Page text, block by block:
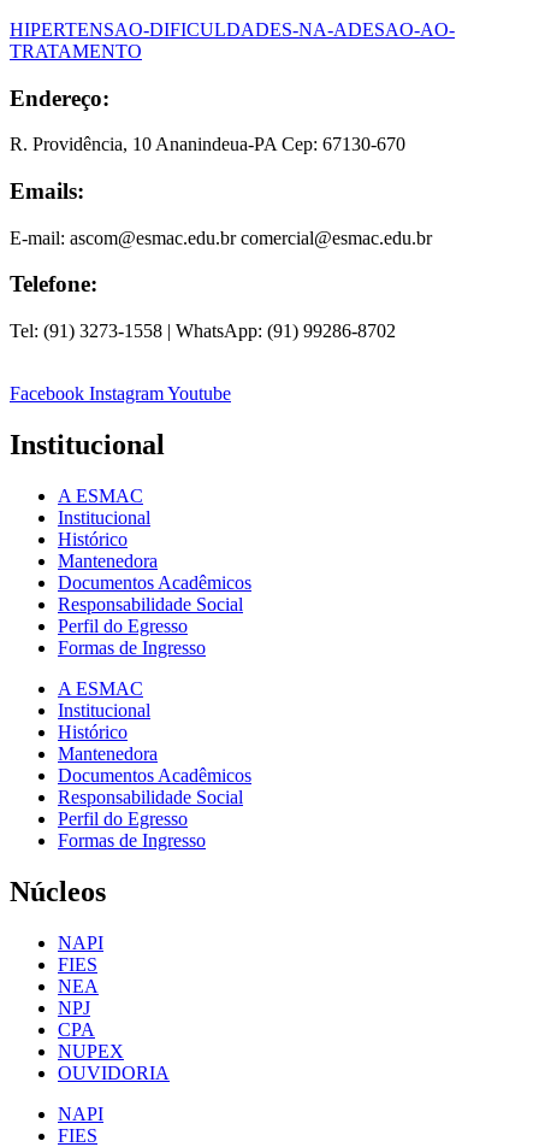
HIPERTENSAO-DIFICULDADES-NA-ADESAO-AO-
TRATAMENTO
Endereço:
R. Providência, 10 Ananindeua-PA Cep: 67130-670
Emails:
E-mail: ascom@esmac.edu.br comercial@esmac.edu.br
Telefone:
Tel: (91) 3273-1558 | WhatsApp: (91) 99286-8702
Facebook InstagramYoutube
Institucional
A ESMAC
Institucional
Histórico
Mantenedora
Documentos Acadêmicos
Responsabilidade Social
Perfil do Egresso
Formas de Ingresso
A ESMAC
Institucional
Histórico
Mantenedora
Documentos Acadêmicos
Responsabilidade Social
Perfil do Egresso
Formas de Ingresso
Núcleos
NAPI
FIES
NEA
NPJ
CPA
NUPEX
OUVIDORIA
NAPI
FIES